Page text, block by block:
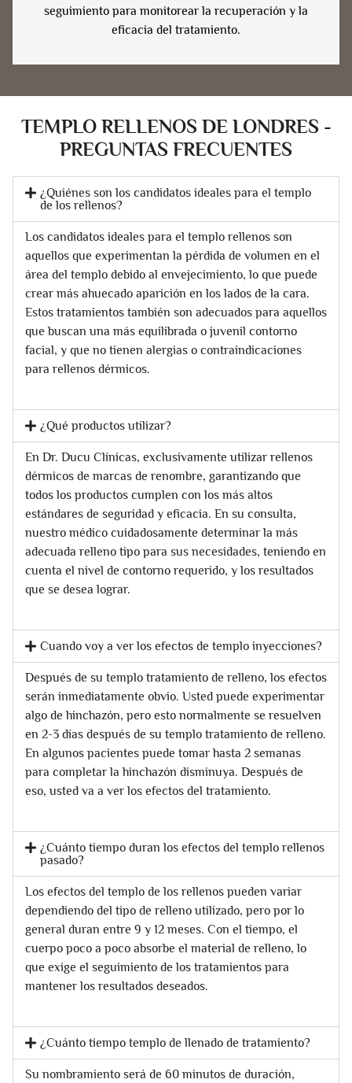
seguimiento para monitorear la recuperación y la
eficacia del tratamiento.
TEMPLO RELLENOS DE LONDRES -
PREGUNTAS FRECUENTES
¿Quiénes son los candidatos ideales para el templo
de los rellenos?
Los candidatos ideales para el templo rellenos son
aquellos que experimentan la pérdida de volumen en el
área del templo debido al envejecimiento, lo que puede
crear más ahuecado aparición en los lados de la cara.
Estos tratamientos también son adecuados para aquellos
que buscan una más equilibrada o juvenil contorno
facial, y que no tienen alergias o contraindicaciones
para rellenos dérmicos.
¿Qué productos utilizar?
En Dr. Ducu Clínicas, exclusivamente utilizar rellenos
dérmicos de marcas de renombre, garantizando que
todos los productos cumplen con los más altos
estándares de seguridad y eficacia. En su consulta,
nuestro médico cuidadosamente determinar la más
adecuada relleno tipo para sus necesidades, teniendo en
cuenta el nivel de contorno requerido, y los resultados
que se desea lograr.
Cuando voy a ver los efectos de templo inyecciones?
Después de su templo tratamiento de relleno, los efectos
serán inmediatamente obvio. Usted puede experimentar
algo de hinchazón, pero esto normalmente se resuelven
en 2-3 días después de su templo tratamiento de relleno.
En algunos pacientes puede tomar hasta 2 semanas
para completar la hinchazón disminuya. Después de
eso, usted va a ver los efectos del tratamiento.
¿Cuánto tiempo duran los efectos del templo rellenos
pasado?
Los efectos del templo de los rellenos pueden variar
dependiendo del tipo de relleno utilizado, pero por lo
general duran entre 9 y 12 meses. Con el tiempo, el
cuerpo poco a poco absorbe el material de relleno, lo
que exige el seguimiento de los tratamientos para
mantener los resultados deseados.
¿Cuánto tiempo templo de llenado de tratamiento?
Su nombramiento será de 60 minutos de duración,